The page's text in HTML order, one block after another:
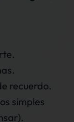
recuerdo.
simples